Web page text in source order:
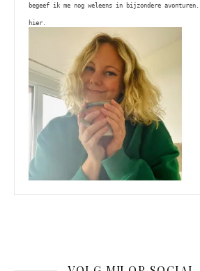
begeef ik me nog weleens in bijzondere
hier.